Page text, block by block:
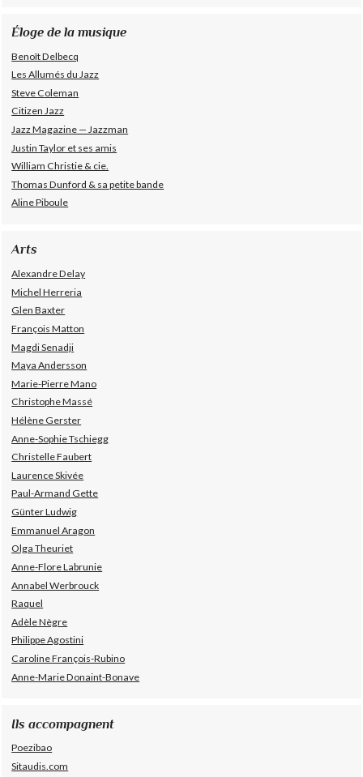
Éloge de la musique
Benoît Delbecq
Les Allumés du Jazz
Steve Coleman
Citizen Jazz
Jazz Magazine — Jazzman
Justin Taylor et ses amis
William Christie & cie.
Thomas Dunford & sa petite bande
Aline Piboule
Arts
Alexandre Delay
Michel Herreria
Glen Baxter
François Matton
Magdi Senadji
Maya Andersson
Marie-Pierre Mano
Christophe Massé
Hélène Gerster
Anne-Sophie Tschiegg
Christelle Faubert
Laurence Skivée
Paul-Armand Gette
Günter Ludwig
Emmanuel Aragon
Olga Theuriet
Anne-Flore Labrunie
Annabel Werbrouck
Raquel
Adèle Nègre
Philippe Agostini
Caroline François-Rubino
Anne-Marie Donaint-Bonave
Ils accompagnent
Poezibao
Sitaudis.com